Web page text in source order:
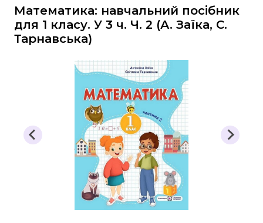
Математика: навчальний посібник
для 1 класу. У 3 ч. Ч. 2 (А. Заїка, С.
Тарнавська)
Стенди, оформлення інтер'єру,
роздаткові матеріали, таблиці
Інше
Методична література, все для
вихователя
Початкова школа
Підручники